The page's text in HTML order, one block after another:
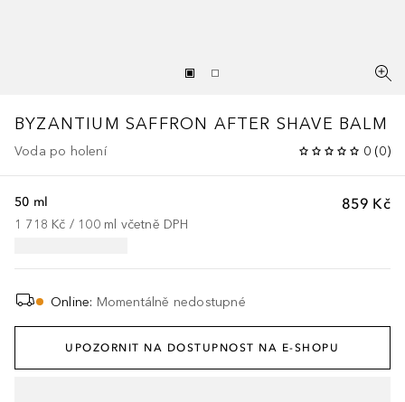
BYZANTIUM SAFFRON AFTER SHAVE BALM
Voda po holení 0 (0)
859 Kč
50 ml
1 718 Kč / 100 ml včetně DPH
Online: Momentálně nedostupné
UPOZORNIT NA DOSTUPNOST NA E-SHOPU